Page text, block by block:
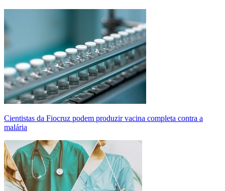
Cientistas da Fiocruz podem produzir vacina completa contra a
malária